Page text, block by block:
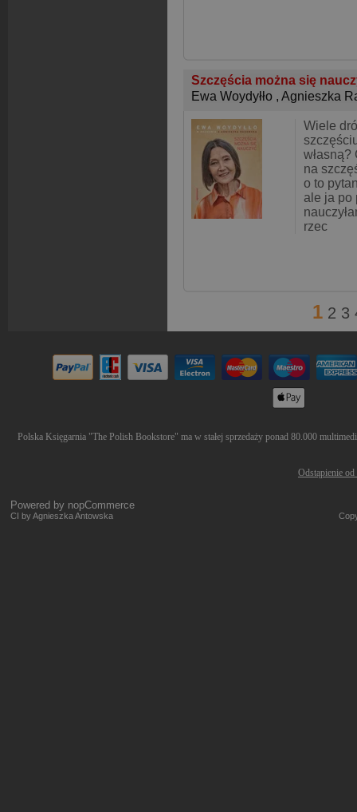
Szczęścia można się
Ewa Woydyłło , Agnieszka
Wiele
własną?
na
o to
ale ja po
rzec
1 2 3
Polska Księgarnia "The Polish Bookstore" ma w stałej sprzedaży ponad 80.000
Odstąpienie
Powered by nopCommerce
CI by Agnieszka Antowska